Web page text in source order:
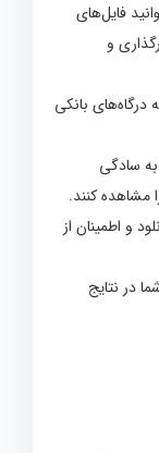
فایل‌های
و
درگاه‌های بانکی
به سادگی
مشاهده کنند.
و اطمینان از
در نتایج